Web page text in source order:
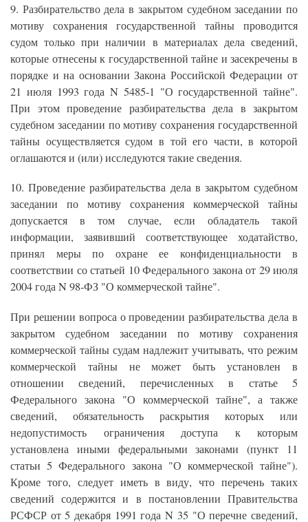
9. Разбирательство дела в закрытом судебном заседании по
мотиву сохранения государственной тайны проводится
судом только при наличии в материалах дела сведений,
которые отнесены к государственной тайне и засекречены в
порядке и на основании Закона Российской Федерации от
21 июля 1993 года N 5485-1 "О государственной тайне".
При этом проведение разбирательства дела в закрытом
судебном заседании по мотиву сохранения государственной
тайны осуществляется судом в той его части, в которой
оглашаются и (или) исследуются такие сведения.
10. Проведение разбирательства дела в закрытом судебном
заседании по мотиву сохранения коммерческой тайны
допускается в том случае, если обладатель такой
информации, заявивший соответствующее ходатайство,
принял меры по охране ее конфиденциальности в
соответствии со статьей 10 Федерального закона от 29 июля
2004 года N 98-ФЗ "О коммерческой тайне".
При решении вопроса о проведении разбирательства дела в
закрытом судебном заседании по мотиву сохранения
коммерческой тайны судам надлежит учитывать, что режим
коммерческой тайны не может быть установлен в
отношении сведений, перечисленных в статье 5
Федерального закона "О коммерческой тайне", а также
сведений, обязательность раскрытия которых или
недопустимость ограничения доступа к которым
установлена иными федеральными законами (пункт 11
статьи 5 Федерального закона "О коммерческой тайне").
Кроме того, следует иметь в виду, что перечень таких
сведений содержится и в постановлении Правительства
РСФСР от 5 декабря 1991 года N 35 "О перечне сведений,